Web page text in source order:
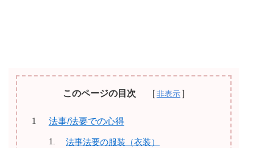
このページの目次
法事/法要での心得
法事法要の服装（衣装）